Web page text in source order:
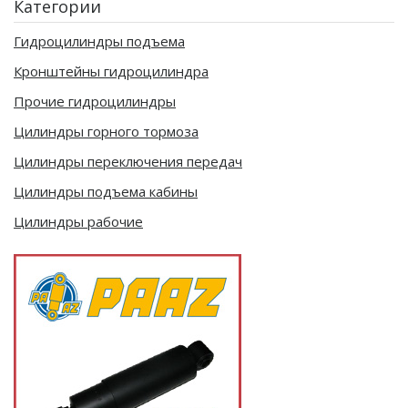
Категории
Гидроцилиндры подъема
Кронштейны гидроцилиндра
Прочие гидроцилиндры
Цилиндры горного тормоза
Цилиндры переключения передач
Цилиндры подъема кабины
Цилиндры рабочие